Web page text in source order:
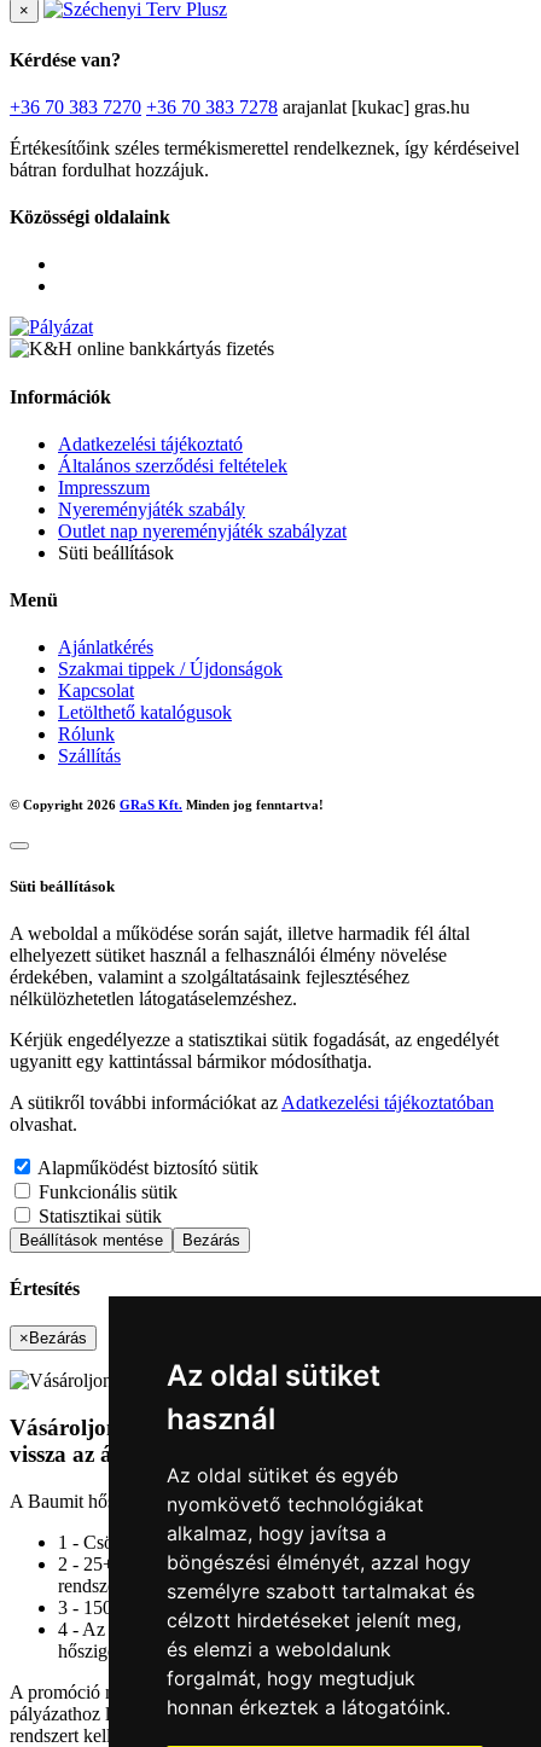
Az oldal sütiket
használ
Az oldal sütiket és egyéb
nyomkövető technológiákat
alkalmaz, hogy javítsa a
böngészési élményét, azzal hogy
személyre szabott tartalmakat és
célzott hirdetéseket jelenít meg,
és elemzi a weboldalunk
forgalmát, hogy megtudjuk
honnan érkeztek a látogatóink.
×
Kérdése van?
+36 70 383 7270 +36 70 383 7278 arajanlat [kukac] gras.hu
Értékesítőink széles termékismerettel rendelkeznek, így kérdéseivel
bátran fordulhat hozzájuk.
Közösségi oldalaink
Információk
Adatkezelési tájékoztató
Általános szerződési feltételek
Impresszum
Nyereményjáték szabály
Outlet nap nyereményjáték szabályzat
Süti beállítások
Menü
Ajánlatkérés
Szakmai tippek / Újdonságok
Kapcsolat
Letölthető katalógusok
Rólunk
Szállítás
© Copyright 2026 GRaS Kft. Minden jog fenntartva!
Süti beállítások
A weboldal a működése során saját, illetve harmadik fél által
elhelyezett sütiket használ a felhasználói élmény növelése
érdekében, valamint a szolgáltatásaink fejlesztéséhez
nélkülözhetetlen látogatáselemzéshez.
Kérjük engedélyezze a statisztikai sütik fogadását, az engedélyét
ugyanitt egy kattintással bármikor módosíthatja.
A sütikről további információkat az Adatkezelési tájékoztatóban
olvashat.
Alapműködést biztosító sütik
Funkcionális sütik
Statisztikai sütik
Beállítások mentése Bezárás
Értesítés
× Bezárás
Vásároljon Baumit hőszigetelő rendszert és nyerje
vissza az árát!
A Baumit hőszigetelő rendszereivel most négyszeresen nyerhet:
1 - Csökkentheti hűtési-fűtési költségeit
2 - 25+5 év rendszergarancia a teljes Baumit hőszigetelő
rendszerekre
3 - 150 000 forintos IKEA ajándékkártya
4 - Az érvényes pályázók közül öten visszanyerhetik a
hőszigetelésük árát
A promóció március 1-jén indult és november 30-án zárul. A sikeres
pályázathoz legalább 100 m2-re elegendő Baumit hőszigetelő
rendszert kell vásárolni, majd a vásárlást igazoló számlát regisztrálni.